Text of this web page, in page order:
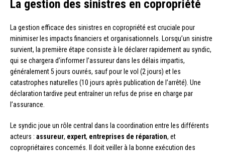
La gestion des sinistres en copropriété
La gestion efficace des sinistres en copropriété est cruciale pour
minimiser les impacts financiers et organisationnels. Lorsqu’un sinistre
survient, la première étape consiste à le déclarer rapidement au syndic,
qui se chargera d’informer l’assureur dans les délais impartis,
généralement 5 jours ouvrés, sauf pour le vol (2 jours) et les
catastrophes naturelles (10 jours après publication de l’arrêté). Une
déclaration tardive peut entraîner un refus de prise en charge par
l’assurance.
Le syndic joue un rôle central dans la coordination entre les différents
acteurs : assureur, expert, entreprises de réparation, et
copropriétaires concernés. Il doit veiller à la bonne exécution des